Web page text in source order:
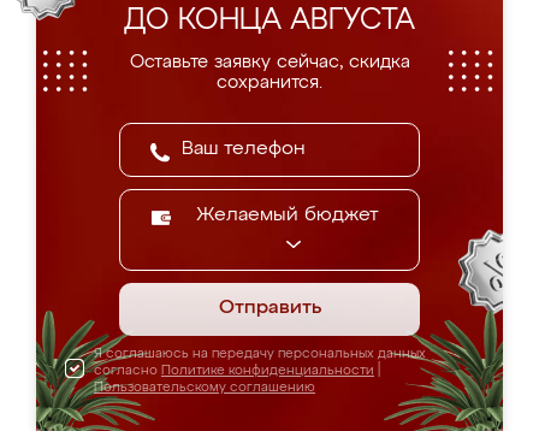
ДО КОНЦА АВГУСТА
Оставьте заявку сейчас, скидка
сохранится.
Желаемый бюджет
Отправить
Я соглашаюсь на передачу персональных данных
согласно Политике конфиденциальности
Пользовательскому соглашению